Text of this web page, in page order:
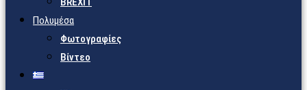
Πολυμέσα
Φωτογραφίες
Βίντεο